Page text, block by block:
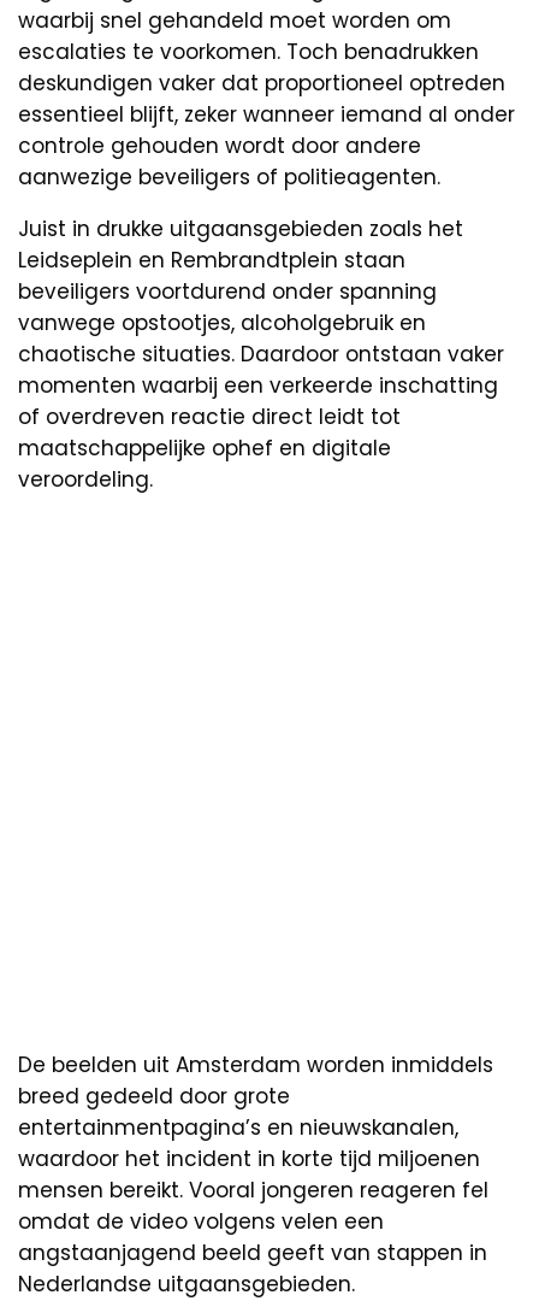
waarbij snel gehandeld moet worden om
escalaties te voorkomen. Toch benadrukken
deskundigen vaker dat proportioneel optreden
essentieel blijft, zeker wanneer iemand al onder
controle gehouden wordt door andere
aanwezige beveiligers of politieagenten.
Juist in drukke uitgaansgebieden zoals het
Leidseplein en Rembrandtplein staan
beveiligers voortdurend onder spanning
vanwege opstootjes, alcoholgebruik en
chaotische situaties. Daardoor ontstaan vaker
momenten waarbij een verkeerde inschatting
of overdreven reactie direct leidt tot
maatschappelijke ophef en digitale
veroordeling.
De beelden uit Amsterdam worden inmiddels
breed gedeeld door grote
entertainmentpagina’s en nieuwskanalen,
waardoor het incident in korte tijd miljoenen
mensen bereikt. Vooral jongeren reageren fel
omdat de video volgens velen een
angstaanjagend beeld geeft van stappen in
Nederlandse uitgaansgebieden.